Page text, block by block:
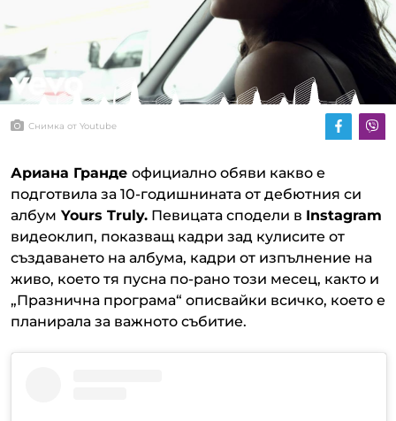
Снимка от Youtube
Ариана Гранде официално обяви какво е
подготвила за 10-годишнината от дебютния си
албум Yours Truly. Певицата сподели в Instagram
видеоклип, показващ кадри зад кулисите от
създаването на албума, кадри от изпълнение на
живо, което тя пусна по-рано този месец, както и
„Празнична програма“ описвайки всичко, което е
планирала за важното събитие.